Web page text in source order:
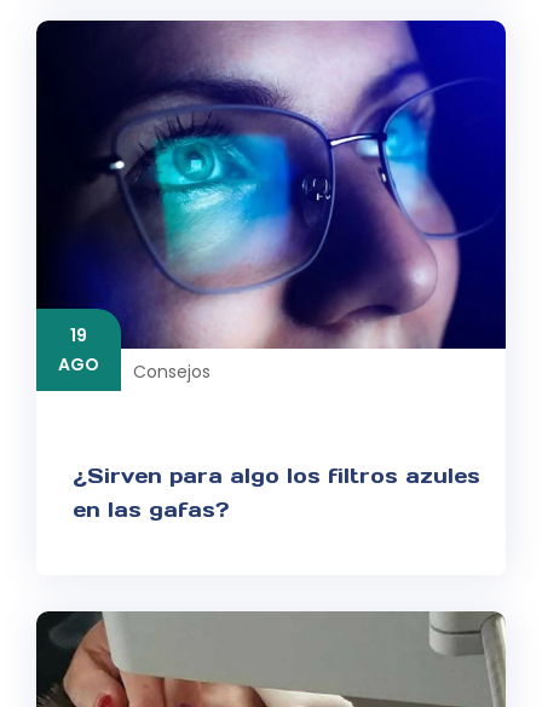
19
AGO
Consejos
¿Sirven para algo los filtros azules
en las gafas?